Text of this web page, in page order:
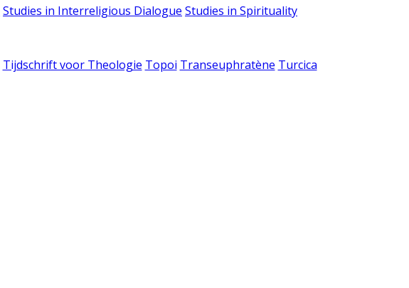
Studies in Interreligious Dialogue Studies in Spirituality
Tijdschrift voor Theologie Topoi Transeuphratène Turcica